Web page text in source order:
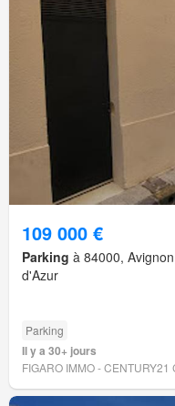
109 000 €
Parking à 84000,
d'Azur
Parking
Il y a 30+ jours
FIGARO IMMO - CENTURY21